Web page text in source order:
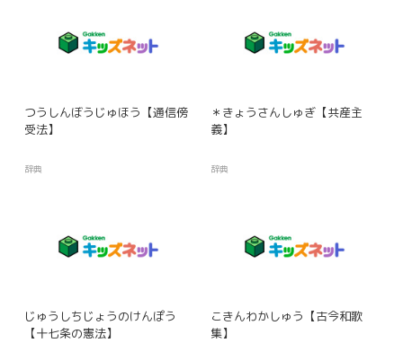
つうしんぼうじゅほう【通信傍
受法】
辞典
＊きょうさんしゅぎ【共産主
義】
辞典
じゅうしちじょうのけんぽう
【十七条の憲法】
こきんわかしゅう【古今和歌
集】